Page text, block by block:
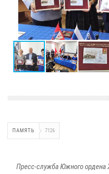
ПАМЯТЬ 7126
Пресс-служба Южного ордена